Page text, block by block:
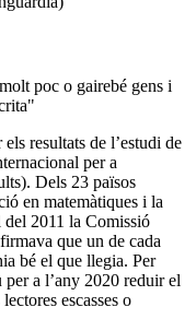
poc o gairebé gens i
resultats de l’estudi de
per a
Dels 23 països
en matemàtiques i la
2011 la Comissió
que un de cada
bé el que llegia. Per
a l’any 2020 reduir el
escasses o